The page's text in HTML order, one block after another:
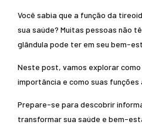
Você sabia que a função da
sua saúde? Muitas pessoas não
glândula pode ter em seu bem-
Neste post, vamos explorar
importância e como suas funções
Prepare-se para descobrir
transformar sua saúde e bem-